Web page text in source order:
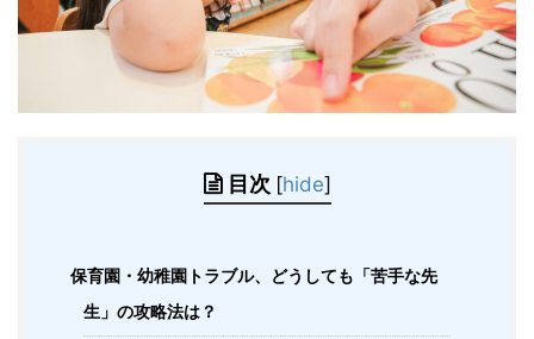
目次 [hide]
保育園・幼稚園トラブル、どうしても「苦手な先
生」の攻略法は？